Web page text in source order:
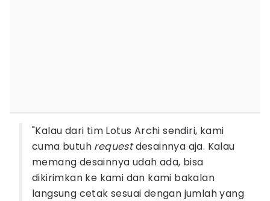
"Kalau dari tim Lotus Archi sendiri, kami
cuma butuh requestdesainnya aja. Kalau
memang desainnya udah ada, bisa
dikirimkan ke kami dan kami bakalan
langsung cetak sesuai dengan jumlah yang